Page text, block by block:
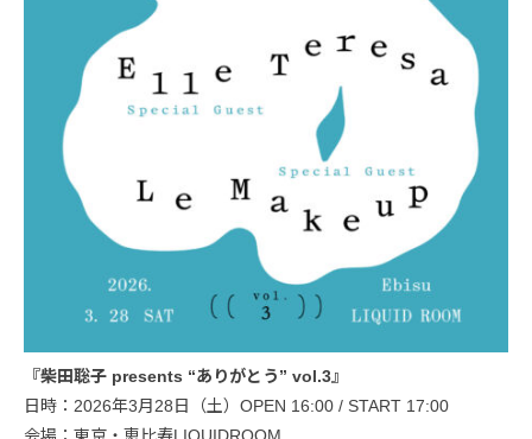
『柴田聡子 presents “ありがとう” vol.3』
日時：2026年3月28日（土）OPEN 16:00 / START 17:00